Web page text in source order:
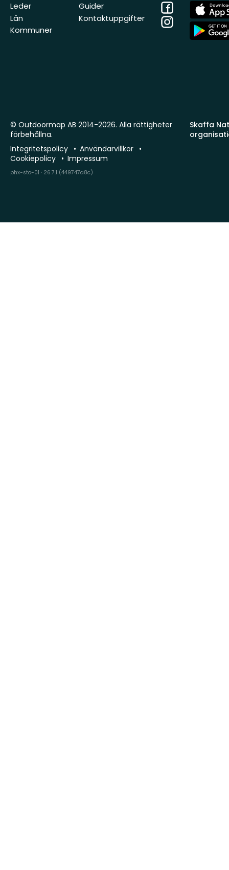
Leder
Län
Kommuner
Guider
Kontaktuppgifter
Facebook
Instagram
App
Store
App
Store
Skaffa
© Outdoormap AB 2014-2026. Alla rättigheter
förbehållna.
Integritetspolicy
Användarvillkor
Cookiepolicy
Impressum
phx-sto-01 · 26.7.1 (449747a8c)